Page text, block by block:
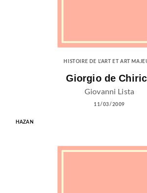
HISTOIRE DE L'ART ET ART
Giorgio de
Giovanni Lista
11/03/2009
HAZAN